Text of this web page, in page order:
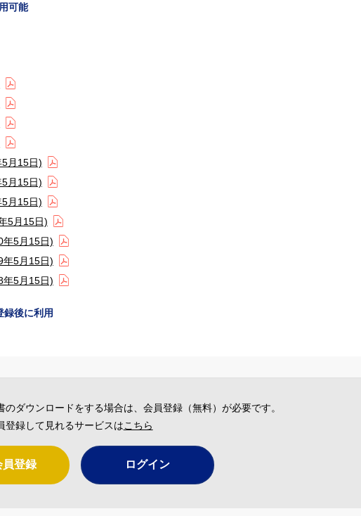
可能
月15日)
月15日)
月15日)
5月15日)
年5月15日)
年5月15日)
年5月15日)
録後に利用
ダウンロードをする場合は、会員登録（無料）が必要です。
登録して見れるサービスはこちら
員登録 ログイン